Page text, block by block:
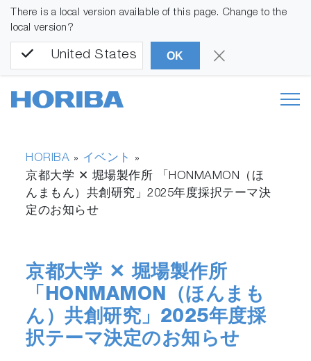
There is a local version available of this page. Change to the
local version?
United States OK
HORIBA » イベント
»
京都大学 ✕ 堀場製作所 「HONMAMON（ほ
んまもん）共創研究」2025年度採択テーマ決
定のお知らせ
京都大学 ✕ 堀場製作所
「HONMAMON（ほんまも
ん）共創研究」2025年度採
択テーマ決定のお知らせ